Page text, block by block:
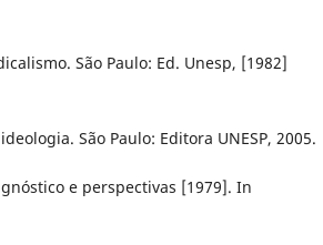
São Paulo: Ed. Unesp, [1982]
ideologia. São Paulo: Editora UNESP, 2005.
e perspectivas [1979]. In